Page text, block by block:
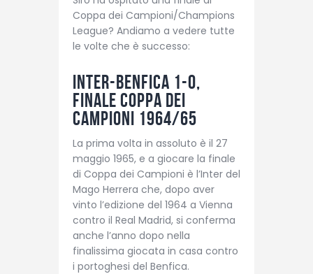
Coppa dei Campioni/Champions
League? Andiamo a vedere tutte
le volte che è successo:
Inter-Benfica 1-0,
finale Coppa dei
Campioni 1964/65
La prima volta in assoluto è il 27
maggio 1965, e a giocare la finale
di Coppa dei Campioni è l’Inter del
Mago Herrera che, dopo aver
vinto l’edizione del 1964 a Vienna
contro il Real Madrid, si conferma
anche l’anno dopo nella
finalissima giocata in casa contro
i portoghesi del Benfica.